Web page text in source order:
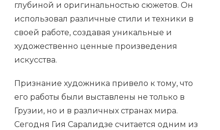
глубиной и оригинальностью сюжетов. Он
использовал различные стили и техники в
своей работе, создавая уникальные и
художественно ценные произведения
искусства.
Признание художника привело к тому, что
его работы были выставлены не только в
Грузии, но и в различных странах мира.
Сегодня Гия Саралидзе считается одним из